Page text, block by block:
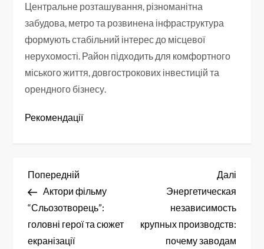
Центральне розташування, різноманітна
забудова, метро та розвинена інфраструктура
формують стабільний інтерес до місцевої
нерухомості. Район підходить для комфортного
міського життя, довгострокових інвестицій та
орендного бізнесу.
Рекомендації
Н
а
в
Попередній
запис
Попередній
Актори фільму
“Сльозотворець”:
головні герої та сюжет
екранізації
запис
Далі
Энергетическая
независимость
крупных производств:
почему заводам